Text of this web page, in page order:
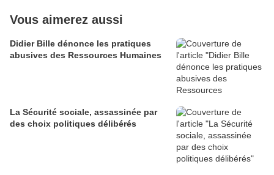
Vous aimerez aussi
Didier Bille dénonce les pratiques
abusives des Ressources Humaines
La Sécurité sociale, assassinée par
des choix politiques délibérés